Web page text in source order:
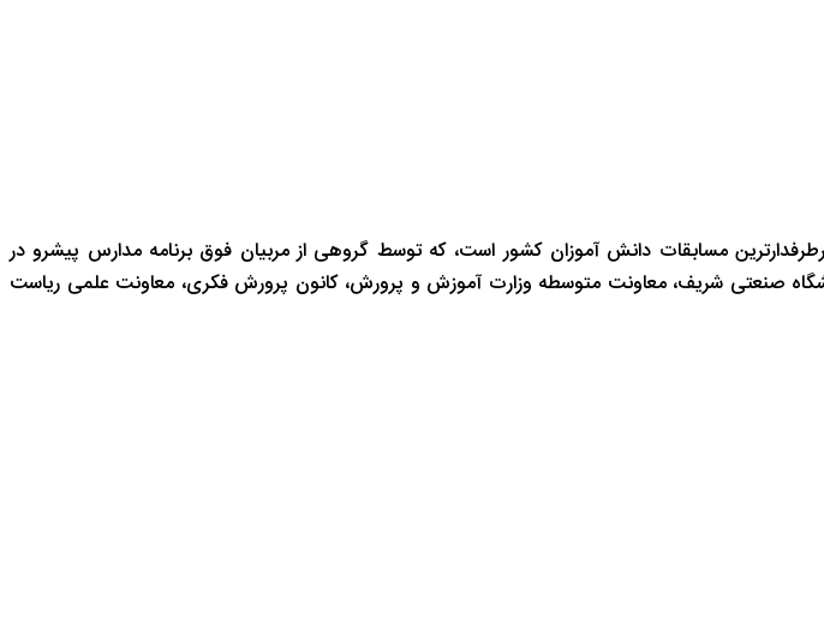
مسابقات دانش آموزان کشور است، که توسط گروهی از مربیان فوق برنامه مدارس پیشرو در
صنعتی شریف، معاونت متوسطه وزارت آموزش و پرورش، کانون پرورش فکری، معاونت علمی ریاست